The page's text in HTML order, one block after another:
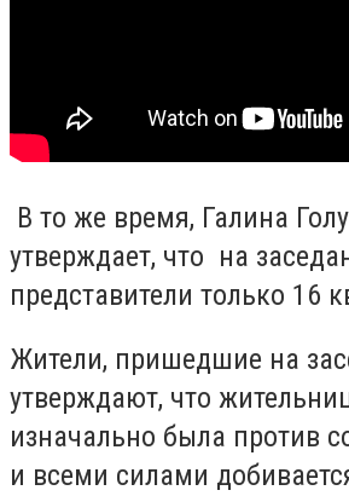
В то же время, Галина
утверждает, что на
представители только 16
Жители, пришедшие на
утверждают, что
изначально была против
и всеми силами